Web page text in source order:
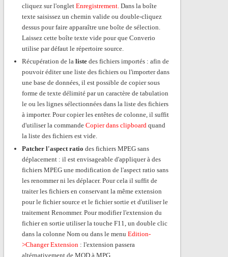
cliquez sur l'onglet Enregistrement. Dans la boîte
texte saisissez un chemin valide ou double-cliquez
dessus pour faire apparaître une boîte de sélection.
Laissez cette boîte texte vide pour que Converio
utilise par défaut le répertoire source.
Récupération de la listedes fichiers importés : afin de
pouvoir éditer une liste des fichiers ou l'importer dans
une base de données, il est possible de copier sous
forme de texte délimité par un caractère de tabulation
le ou les lignes sélectionnées dans la liste des fichiers
à importer. Pour copier les entêtes de colonne, il suffit
d'utiliser la commande Copier dans clipboard quand
la liste des fichiers est vide.
Patcher l'aspect ratio des fichiers MPEG sans
déplacement : il est envisageable d'appliquer à des
fichiers MPEG une modification de l'aspect ratio sans
les renommer ni les déplacer. Pour cela il suffit de
traiter les fichiers en conservant la même extension
pour le fichier source et le fichier sortie et d'utiliser le
traitement Renommer. Pour modifier l'extension du
fichier en sortie utiliser la touche F11, un double clic
dans la colonne Nom ou dans le menu Edition-
>Changer Extension : l'extension passera
altérnativement de MOD à MPG.